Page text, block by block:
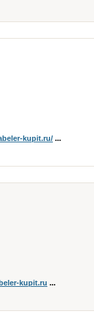
kupit.ru/ ...
kupit.ru ...